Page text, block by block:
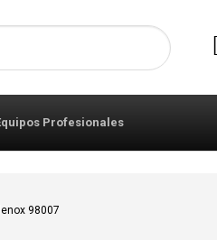
Profesionales
98007